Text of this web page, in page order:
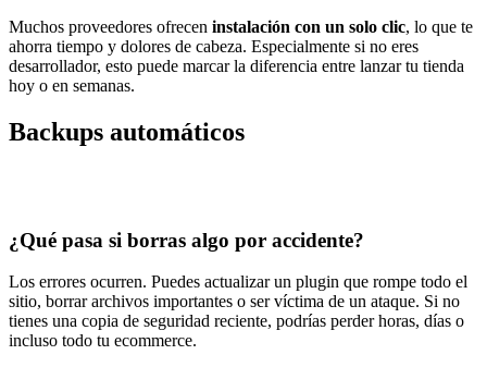
Muchos proveedores ofrecen instalación con un solo clic, lo que te
ahorra tiempo y dolores de cabeza. Especialmente si no eres
desarrollador, esto puede marcar la diferencia entre lanzar tu tienda
hoy o en semanas.
Backups automáticos
¿Qué pasa si borras algo por accidente?
Los errores ocurren. Puedes actualizar un plugin que rompe todo el
sitio, borrar archivos importantes o ser víctima de un ataque. Si no
tienes una copia de seguridad reciente, podrías perder horas, días o
incluso todo tu ecommerce.